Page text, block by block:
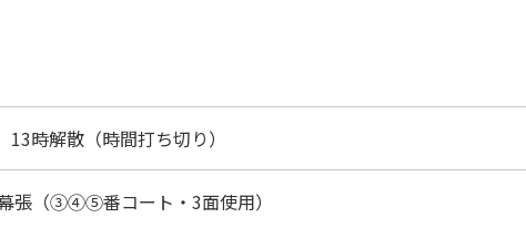
時解散（時間打ち切り）
張（③④⑤番コート・3面使用）